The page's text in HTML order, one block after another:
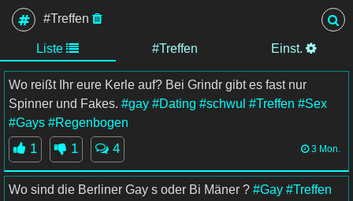
#Treffen
Liste #Treffen Einst.
Wo reißt Ihr eure Kerle auf? Bei Grindr gibt es fast nur
Spinner und Fakes. #gay #Dating #schwul #Treffen #Sex
#Gays #Regenbogen
1 1 4 3 Mon.
Wo sind die Berliner Gay s oder Bi Mäner ? #Gay #Treffen